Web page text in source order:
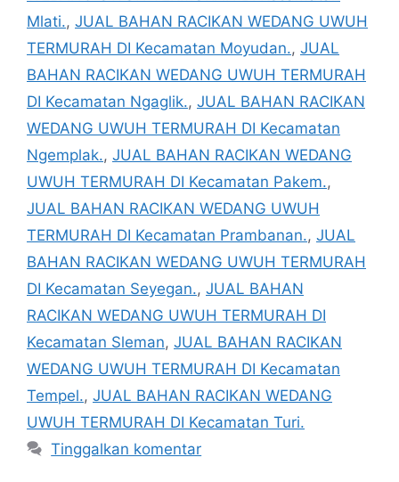
Mlati., JUAL BAHAN RACIKAN WEDANG UWUH
TERMURAH DI Kecamatan Moyudan., JUAL
BAHAN RACIKAN WEDANG UWUH TERMURAH
DI Kecamatan Ngaglik., JUAL BAHAN RACIKAN
WEDANG UWUH TERMURAH DI Kecamatan
Ngemplak., JUAL BAHAN RACIKAN WEDANG
UWUH TERMURAH DI Kecamatan Pakem.,
JUAL BAHAN RACIKAN WEDANG UWUH
TERMURAH DI Kecamatan Prambanan., JUAL
BAHAN RACIKAN WEDANG UWUH TERMURAH
DI Kecamatan Seyegan., JUAL BAHAN
RACIKAN WEDANG UWUH TERMURAH DI
Kecamatan Sleman, JUAL BAHAN RACIKAN
WEDANG UWUH TERMURAH DI Kecamatan
Tempel., JUAL BAHAN RACIKAN WEDANG
UWUH TERMURAH DI Kecamatan Turi.
Tinggalkan komentar